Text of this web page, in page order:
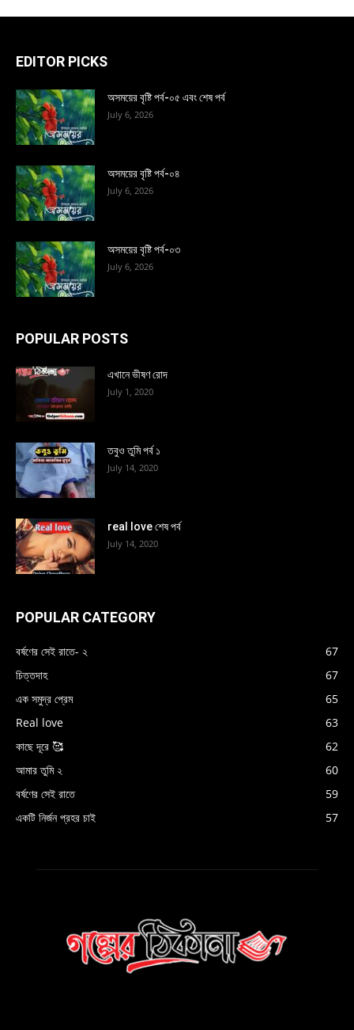
EDITOR PICKS
অসময়ের বৃষ্টি পর্ব-০৫ এবং শেষ পর্ব
July 6, 2026
অসময়ের বৃষ্টি পর্ব-০৪
July 6, 2026
অসময়ের বৃষ্টি পর্ব-০৩
July 6, 2026
POPULAR POSTS
এখানে ভীষণ রোদ
July 1, 2020
তবুও তুমি পর্ব ১
July 14, 2020
real love শেষ পর্ব
July 14, 2020
POPULAR CATEGORY
বর্ষণের সেই রাতে- ২
67
চিত্তদাহ
67
এক সমুদ্র প্রেম
65
Real love
63
কাছে দূরে 🥰
62
আমার তুমি ২
60
বর্ষণের সেই রাতে
59
একটি নির্জন প্রহর চাই
57